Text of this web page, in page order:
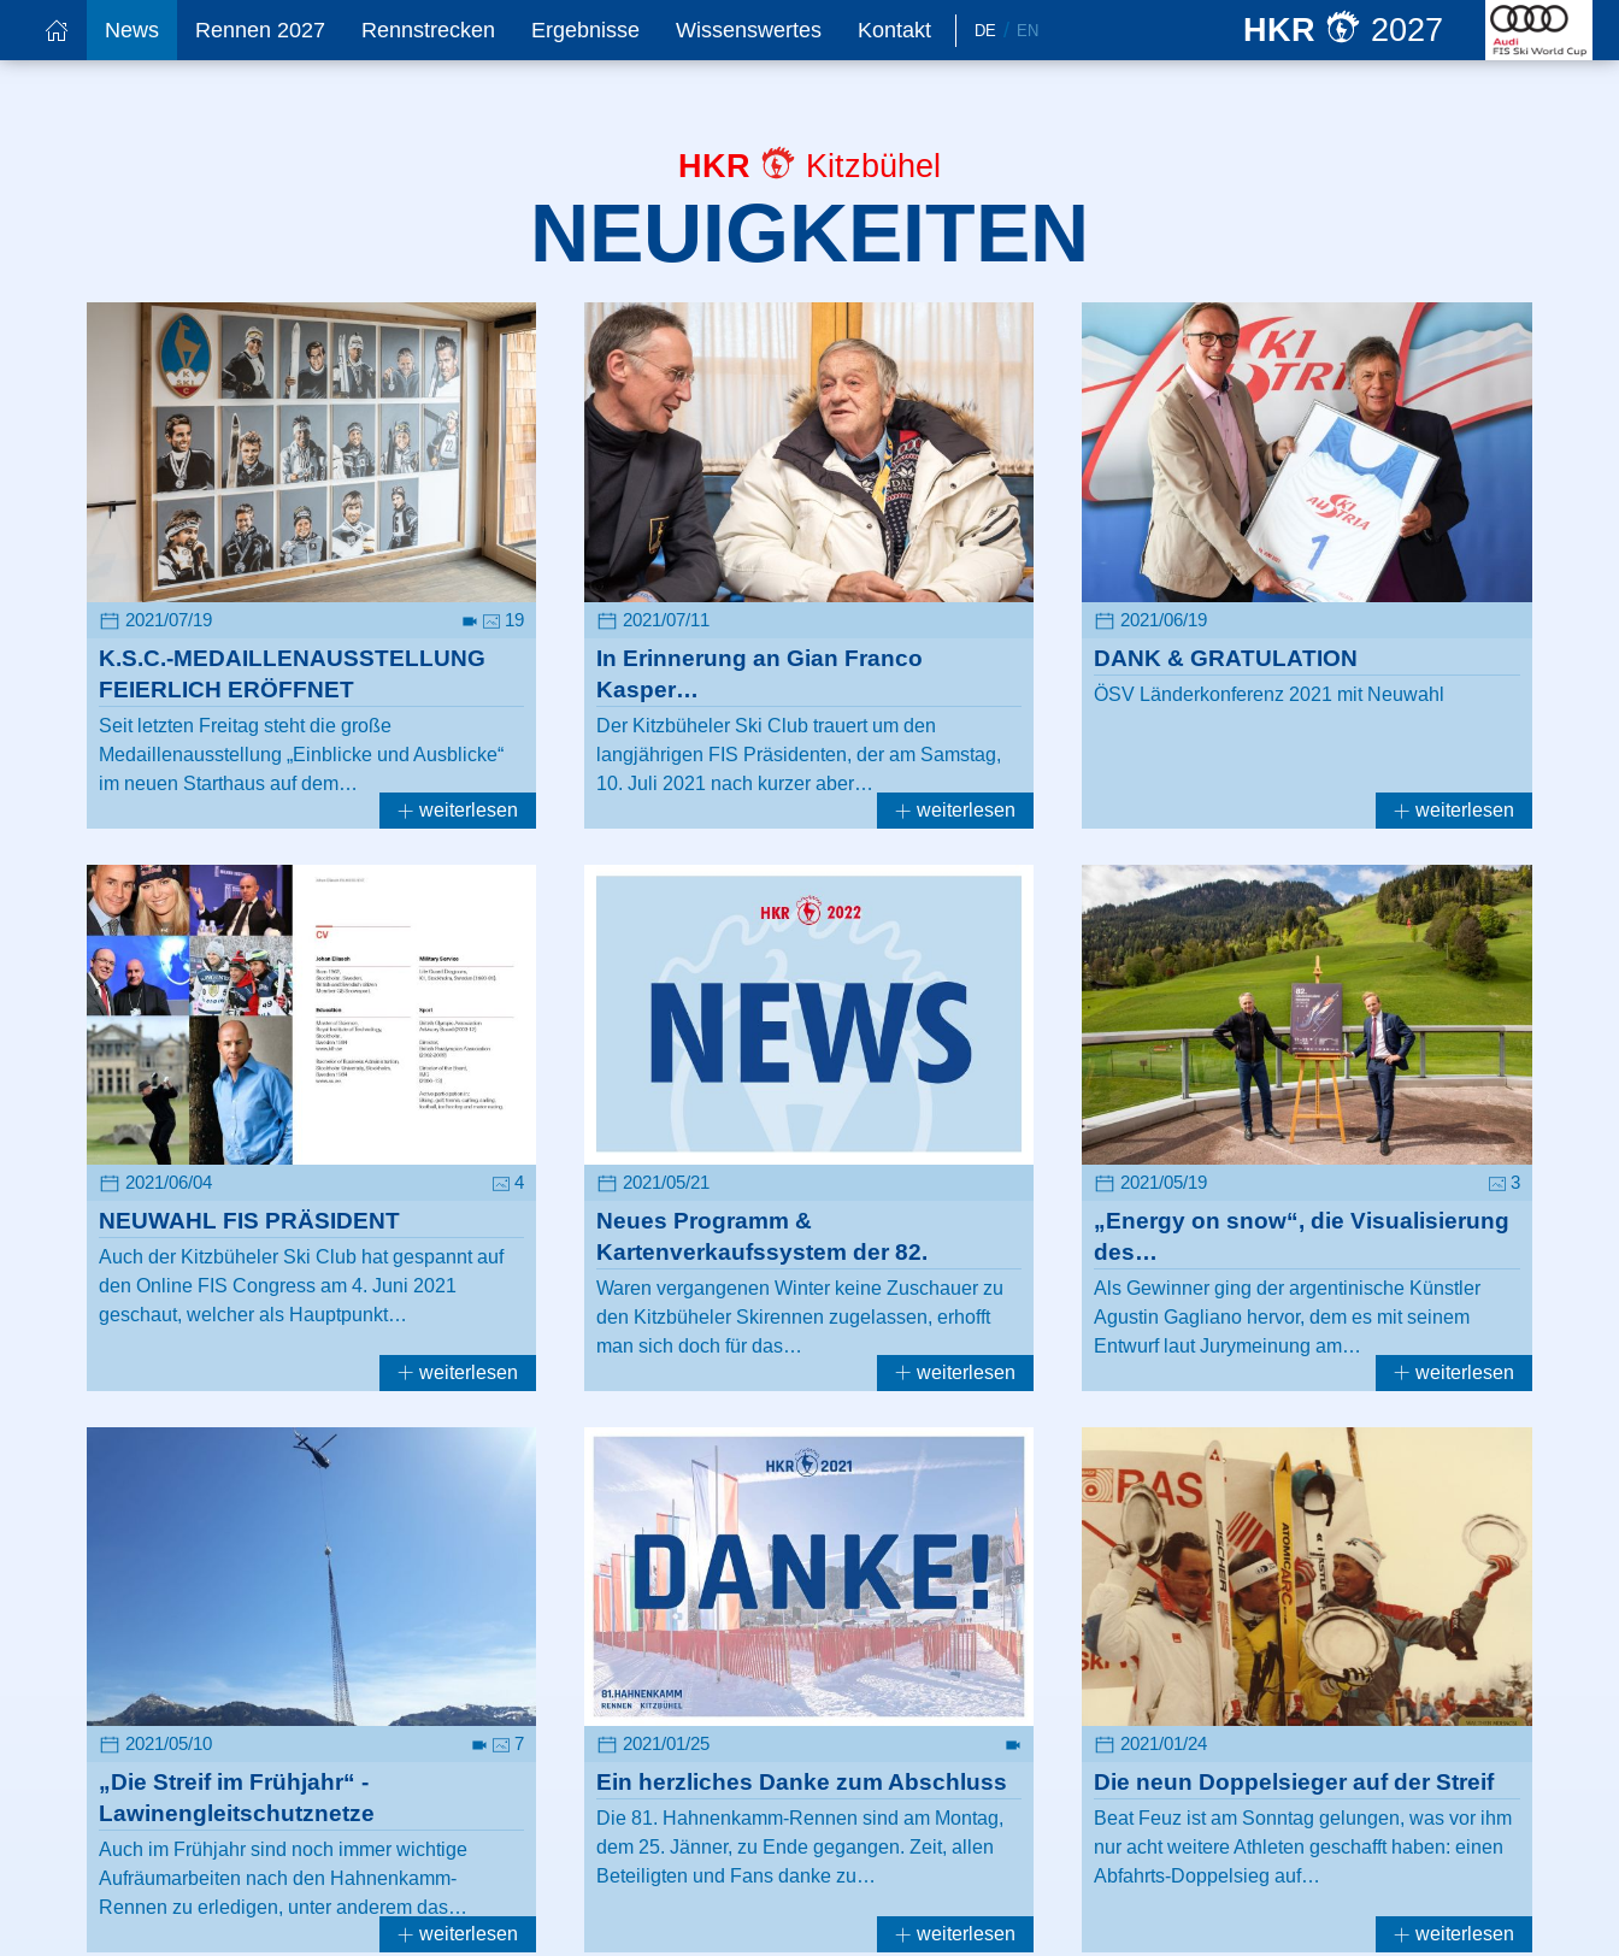
News Rennen 2027 Rennstrecken Ergebnisse Wissenswertes Kontakt DE EN HKR 2027
HKR Kitzbühel
NEUIGKEITEN
2021/07/19 19
K.S.C.-MEDAILLENAUSSTELLUNG
FEIERLICH ERÖFFNET
Seit letzten Freitag steht die große
Medaillenausstellung „Einblicke und Ausblicke“
im neuen Starthaus auf dem…
weiterlesen
2021/07/11
In Erinnerung an Gian Franco
Kasper…
Der Kitzbüheler Ski Club trauert um den
langjährigen FIS Präsidenten, der am Samstag,
10. Juli 2021 nach kurzer aber…
weiterlesen
2021/06/19
DANK & GRATULATION
ÖSV Länderkonferenz 2021 mit Neuwahl
weiterlesen
2021/06/04 4
NEUWAHL FIS PRÄSIDENT
Auch der Kitzbüheler Ski Club hat gespannt auf
den Online FIS Congress am 4. Juni 2021
geschaut, welcher als Hauptpunkt…
weiterlesen
2021/05/21
Neues Programm &
Kartenverkaufssystem der 82.
Waren vergangenen Winter keine Zuschauer zu
den Kitzbüheler Skirennen zugelassen, erhofft
man sich doch für das…
weiterlesen
2021/05/19 3
„Energy on snow“, die Visualisierung
des…
Als Gewinner ging der argentinische Künstler
Agustin Gagliano hervor, dem es mit seinem
Entwurf laut Jurymeinung am…
weiterlesen
2021/05/10 7
„Die Streif im Frühjahr“ -
Lawinengleitschutznetze
Auch im Frühjahr sind noch immer wichtige
Aufräumarbeiten nach den Hahnenkamm-
Rennen zu erledigen, unter anderem das…
weiterlesen
2021/01/25
Ein herzliches Danke zum Abschluss
Die 81. Hahnenkamm-Rennen sind am Montag,
dem 25. Jänner, zu Ende gegangen. Zeit, allen
Beteiligten und Fans danke zu…
weiterlesen
2021/01/24
Die neun Doppelsieger auf der Streif
Beat Feuz ist am Sonntag gelungen, was vor ihm
nur acht weitere Athleten geschafft haben: einen
Abfahrts-Doppelsieg auf…
weiterlesen